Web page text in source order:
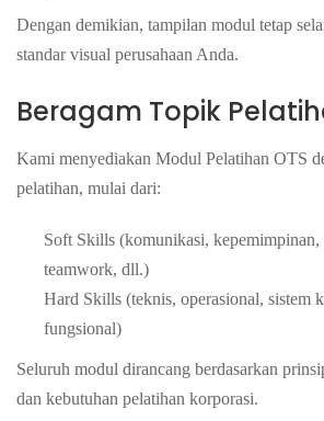
Dengan demikian, tampilan modul tetap
standar visual perusahaan Anda.
Beragam Topik
Kami menyediakan Modul Pelatihan OTS
pelatihan, mulai dari:
Soft Skills (komunikasi, kepemimpinan,
teamwork, dll.)
Hard Skills (teknis, operasional, sistem
fungsional)
Seluruh modul dirancang berdasarkan
dan kebutuhan pelatihan korporasi.